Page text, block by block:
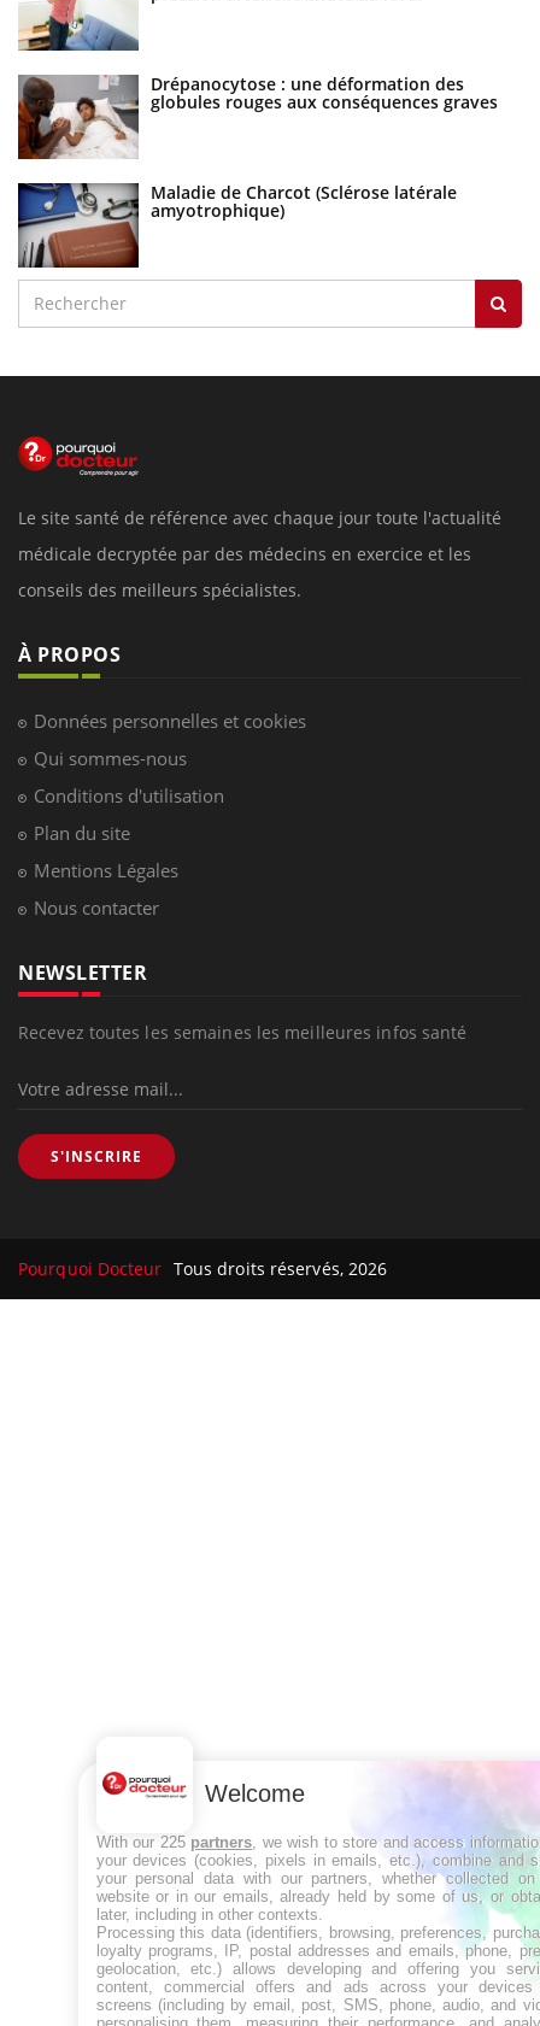
Drépanocytose : une déformation des
globules rouges aux conséquences graves
Maladie de Charcot (Sclérose latérale
amyotrophique)
Le site santé de référence avec chaque jour toute l'actualité
médicale decryptée par des médecins en exercice et les
conseils des meilleurs spécialistes.
À PROPOS
Données personnelles et cookies
Qui sommes-nous
Conditions d'utilisation
Plan du site
Mentions Légales
Nous contacter
NEWSLETTER
Recevez toutes les semaines les meilleures infos santé
S'INSCRIRE
Pourquoi Docteur Tous droits réservés, 2026
Welcome
With our 225 partners , we wish to store and access
your devices (cookies, pixels in emails, etc.), combine and
your personal data with our partners, whether collected
website or in our emails, already held by some of us, or
later, including in other contexts.
Processing this data (identifiers, browsing, preferences,
loyalty programs, IP, postal addresses and emails, phone,
geolocation, etc.) allows developing and offering you
content, commercial offers and ads across your devices
screens (including by email, post, SMS, phone, audio, and
personalising them, measuring their performance, and